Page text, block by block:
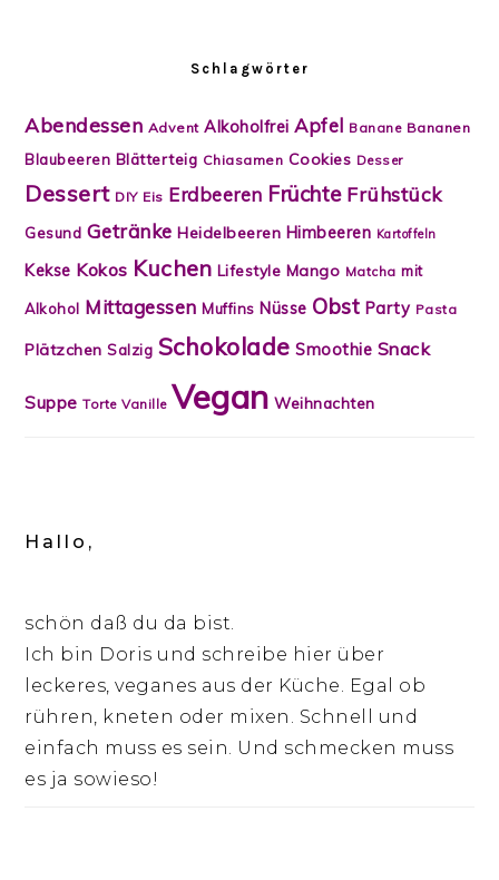
Schlagwörter
Abendessen Advent Alkoholfrei Apfel Banane Bananen
Blaubeeren Blätterteig Chiasamen Cookies Desser
Dessert DIY Eis Erdbeeren Früchte Frühstück
Gesund Getränke Heidelbeeren Himbeeren Kartoffeln
Kekse Kokos Kuchen Lifestyle Mango Matcha mit
Alkohol Mittagessen Muffins Nüsse Obst Party Pasta
Plätzchen Salzig Schokolade Smoothie Snack
Suppe Torte Vanille Vegan Weihnachten
Hallo,
schön daß du da bist.
Ich bin Doris und schreibe hier über
leckeres, veganes aus der Küche. Egal ob
rühren, kneten oder mixen. Schnell und
einfach muss es sein. Und schmecken muss
es ja sowieso!